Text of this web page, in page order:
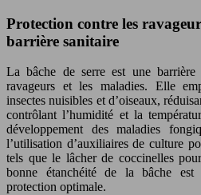
Protection contre les
barrière sanitaire
La bâche de serre est une
ravageurs et les maladies. Elle
insectes nuisibles et d’oiseaux,
contrôlant l’humidité et la
développement des maladies
l’utilisation d’auxiliaires de culture
tels que le lâcher de coccinelles
bonne étanchéité de la bâche
protection optimale.